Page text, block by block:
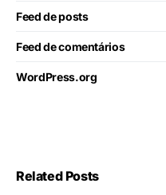
Feed de posts
Feed de comentários
WordPress.org
Related Posts